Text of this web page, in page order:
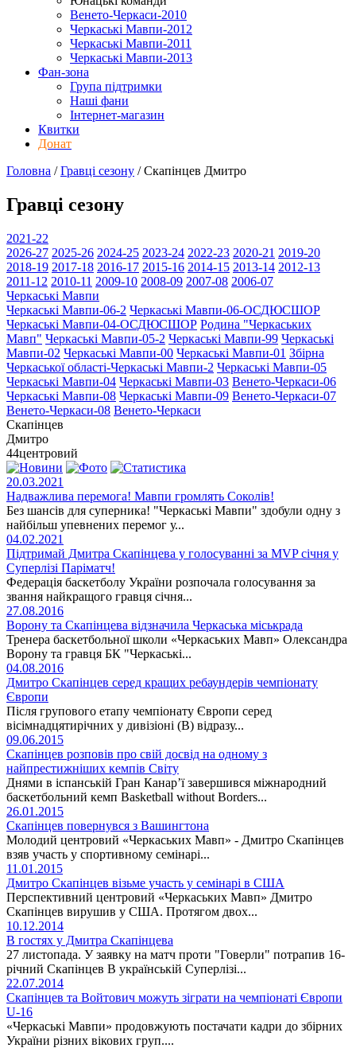
Венето-Черкаси-2010
Черкаські Мавпи-2012
Черкаські Мавпи-2011
Черкаські Мавпи-2013
Фан-зона
Група підтримки
Наші фани
Інтернет-магазин
Квитки
Донат
Головна /Гравці сезону /Скапінцев Дмитро
Гравці сезону
2021-22
2026-27 2025-26 2024-25 2023-24 2022-23 2020-21 2019-20
2018-19 2017-18 2016-17 2015-16 2014-15 2013-14 2012-13
2011-12 2010-11 2009-10 2008-09 2007-08 2006-07
Черкаські Мавпи
Черкаські Мавпи-06-2 Черкаські Мавпи-06-ОСДЮСШОР
Черкаські Мавпи-04-ОСДЮСШОР Родина "Черкаcьких
Мавп" Черкаські Мавпи-05-2 Черкаські Мавпи-99 Черкаські
Мавпи-02 Черкаські Мавпи-00 Черкаські Мавпи-01 Збірна
Черкаської області-Черкаські Мавпи-2 Черкаські Мавпи-05
Черкаські Мавпи-04 Черкаські Мавпи-03 Венето-Черкаси-06
Черкаські Мавпи-08 Черкаські Мавпи-09 Венето-Черкаси-07
Венето-Черкаси-08 Венето-Черкаси
Скапінцев
Дмитро
44центровий
20.03.2021
Надважлива перемога! Мавпи громлять Соколів!
Без шансів для суперника! "Черкаські Мавпи" здобули одну з
найбільш упевнених перемог у...
04.02.2021
Підтримай Дмитра Скапінцева у голосуванні за MVP січня у
Суперлізі Паріматч!
Федерація баскетболу України розпочала голосування за
звання найкращого гравця січня...
27.08.2016
Ворону та Скапінцева відзначила Черкаська міськрада
Тренера баскетбольної школи «Черкаських Мавп» Олександра
Ворону та гравця БК "Черкаські...
04.08.2016
Дмитро Скапінцев серед кращих ребаундерів чемпіонату
Європи
Після групового етапу чемпіонату Європи серед
вісімнадцятирічних у дивізіоні (В) відразу...
09.06.2015
Скапінцев розповів про свій досвід на одному з
найпрестижніших кемпів Світу
Днями в іспанській Гран Канар’ї завершився міжнародний
баскетбольний кемп Basketball without Borders...
26.01.2015
Скапінцев повернувся з Вашингтона
Молодий центровий «Черкаських Мавп» - Дмитро Скапінцев
взяв участь у спортивному семінарі...
11.01.2015
Дмитро Скапінцев візьме участь у семінарі в США
Перспективний центровий «Черкаських Мавп» Дмитро
Скапінцев вирушив у США. Протягом двох...
10.12.2014
В гостях у Дмитра Скапінцева
27 листопада. У заявку на матч проти "Говерли" потрапив 16-
річний Скапінцев В українській Суперлізі...
22.07.2014
Скапінцев та Войтович можуть зіграти на чемпіонаті Європи
U-16
«Черкаські Мавпи» продовжують постачати кадри до збірних
України різних вікових груп....